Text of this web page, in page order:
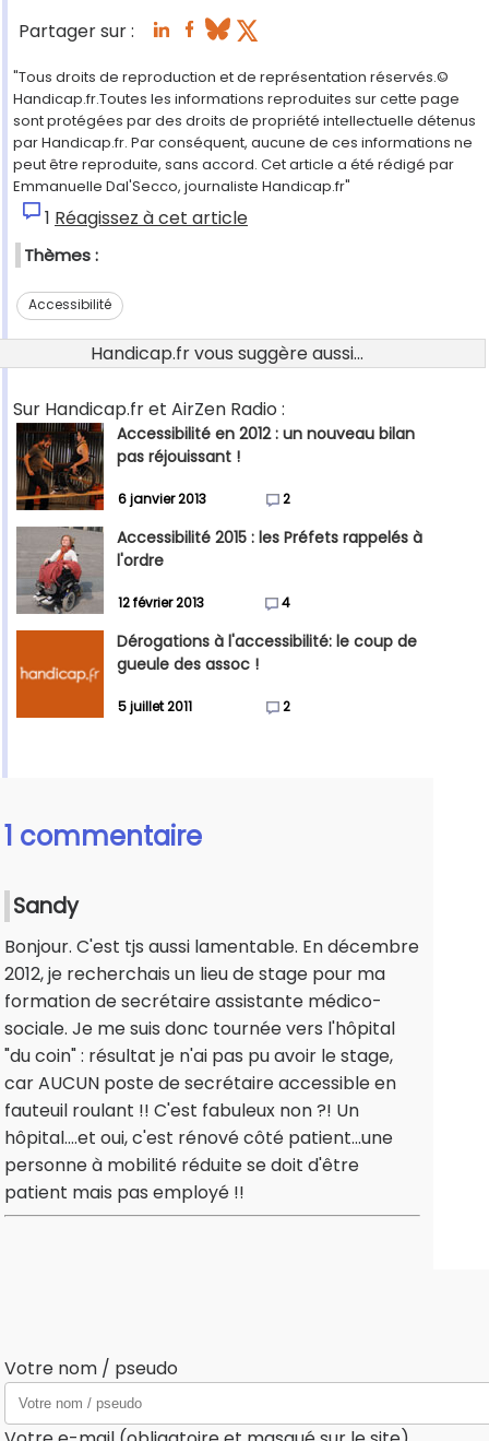
Partager sur :
"Tous droits de reproduction et de représentation réservés.©
Handicap.fr.Toutes les informations reproduites sur cette page
sont protégées par des droits de propriété intellectuelle détenus
par Handicap.fr. Par conséquent, aucune de ces informations ne
peut être reproduite, sans accord. Cet article a été rédigé par
Emmanuelle Dal'Secco, journaliste Handicap.fr"
1 Réagissez à cet article
Thèmes :
Accessibilité
Handicap.fr vous suggère aussi...
Sur Handicap.fr et AirZen Radio :
Accessibilité en 2012 : un nouveau bilan
pas réjouissant !
6 janvier 2013 2
Accessibilité 2015 : les Préfets rappelés à
l'ordre
12 février 2013 4
Dérogations à l'accessibilité: le coup de
gueule des assoc !
5 juillet 2011 2
1 commentaire
Sandy
Bonjour. C'est tjs aussi lamentable. En décembre
2012, je recherchais un lieu de stage pour ma
formation de secrétaire assistante médico-
sociale. Je me suis donc tournée vers l'hôpital
"du coin" : résultat je n'ai pas pu avoir le stage,
car AUCUN poste de secrétaire accessible en
fauteuil roulant !! C'est fabuleux non ?! Un
hôpital....et oui, c'est rénové côté patient...une
personne à mobilité réduite se doit d'être
patient mais pas employé !!
Votre nom / pseudo